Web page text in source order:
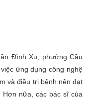
Đình Xu, phường Cầu
ứng dụng công nghệ
và điều trị bệnh nên đạt
Hơn nữa, các bác sĩ của